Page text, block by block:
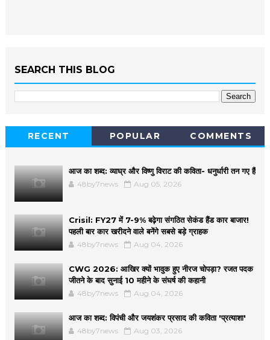
SEARCH THIS BLOG
RECENT POPULAR COMMENTS
आज का शब्द: व्याघ्र और विष्णु विराट की कविता- धनुर्धारी तन गए हैं
48by7news Aug 05, 2026
Crisil: FY27 में 7-9% बढ़ेगा संगठित सेकंड हैंड कार बाजार!
पहली बार कार खरीदने वाले बनेंगे सबसे बड़े ग्राहक
48by7news Aug 04, 2026
CWG 2026: आखिर क्यों भावुक हुए नीरज चोपड़ा? रजत पदक
जीतने के बाद सुनाई 10 महीने के संघर्ष की कहानी
48by7news Aug 04, 2026
आज का शब्द: विपंची और जयशंकर प्रसाद की कविता 'प्रत्याशा'
48by7news Aug 03, 2026